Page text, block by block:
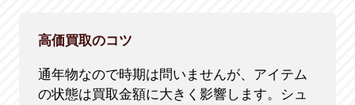
高価買取のコツ
通年物なので時期は問いませんが、アイテム
の状態は買取金額に大きく影響します。シュ